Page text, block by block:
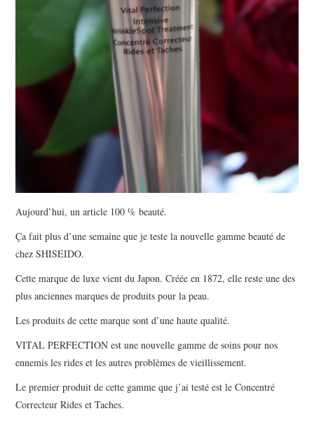
Aujourd’hui, un article 100 % beauté.
Ça fait plus d’une semaine que je teste la nouvelle gamme beauté de
chez SHISEIDO.
Cette marque de luxe vient du Japon. Créée en 1872, elle reste une des
plus anciennes marques de produits pour la peau.
Les produits de cette marque sont d’une haute qualité.
VITAL PERFECTION est une nouvelle gamme de soins pour nos
ennemis les rides et les autres problèmes de vieillissement.
Le premier produit de cette gamme que j’ai testé est le Concentré
Correcteur Rides et Taches.